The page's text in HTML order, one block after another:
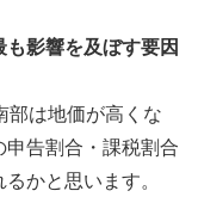
も影響を及ぼす要因
部は地価が高くな
申告割合・課税割合
かと思います。